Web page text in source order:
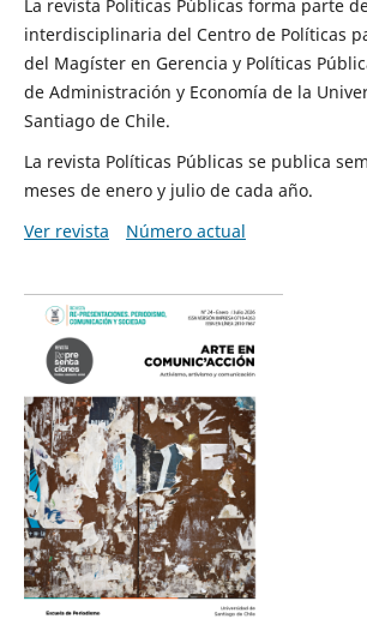
La revista Políticas Públicas forma parte
interdisciplinaria del Centro de Políticas
del Magíster en Gerencia y Políticas
de Administración y Economía de la
Santiago de Chile.
La revista Políticas Públicas se publica
meses de enero y julio de cada año.
Ver revista
Número actual